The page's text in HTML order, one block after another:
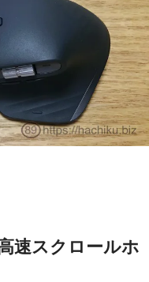
速スクロールホ